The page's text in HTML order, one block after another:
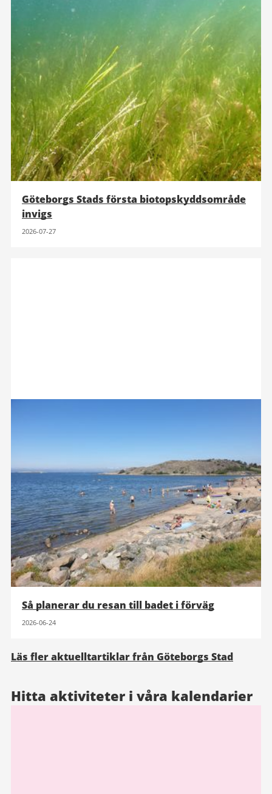
Göteborgs Stads första biotopskyddsområde
invigs
2026-07-27
Så planerar du resan till badet i förväg
2026-06-24
Läs fler aktuelltartiklar från Göteborgs Stad
Hitta aktiviteter i våra kalendarier